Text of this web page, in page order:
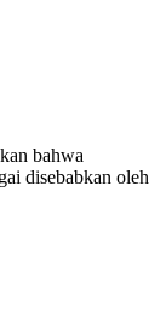
bahwa
disebabkan oleh